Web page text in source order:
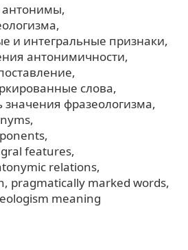
антонимы
и интегральные признаки
антонимичности
слова
значения фразеологизма
features
relations
pragmatically marked words
meaning